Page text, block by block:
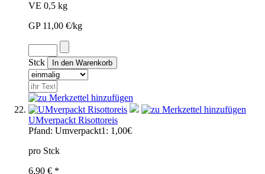
VE 0,5 kg
GP 11,00 €/kg
Stck
UMverpackt Risottoreis
Pfand: Umverpackt1: 1,00€
pro Stck
6,90 € *